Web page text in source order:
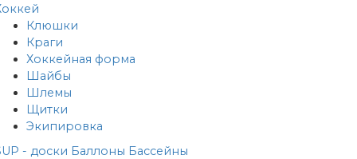
Клюшки
Краги
Хоккейная форма
Шайбы
Шлемы
Щитки
Экипировка
- доски Баллоны Бассейны